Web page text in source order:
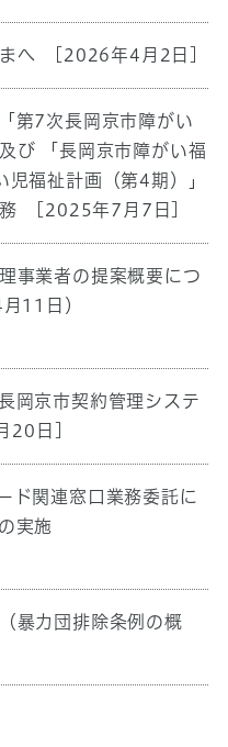
へ [2026年4月2日]
第7次長岡京市障がい
び 「長岡京市障がい福
福祉計画（第4期）」
[2025年7月7日]
事業者の提案概要につ
11日）
岡京市契約管理システ
20日]
ド関連窓口業務委託に
実施
暴力団排除条例の概